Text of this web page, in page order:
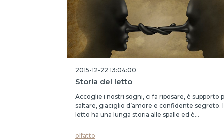
2015-12-22 13:04:00
Storia del letto
Accoglie i nostri sogni, ci fa riposare, è supporto
saltare, giaciglio d’amore e confidente segreto. Il
letto ha una lunga storia alle spalle ed è...
olfatto